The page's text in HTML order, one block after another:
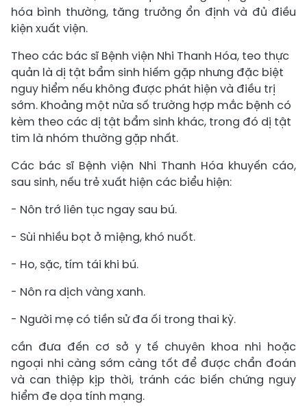
hóa bình thường, tăng trưởng ổn định và đủ điều
kiện xuất viện.
Theo các bác sĩ Bệnh viện Nhi Thanh Hóa, teo thực
quản là dị tật bẩm sinh hiếm gặp nhưng đặc biệt
nguy hiểm nếu không được phát hiện và điều trị
sớm. Khoảng một nửa số trường hợp mắc bệnh có
kèm theo các dị tật bẩm sinh khác, trong đó dị tật
tim là nhóm thường gặp nhất.
Các bác sĩ Bệnh viện Nhi Thanh Hóa khuyến cáo,
sau sinh, nếu trẻ xuất hiện các biểu hiện:
- Nôn trớ liên tục ngay sau bú.
- Sùi nhiều bọt ở miệng, khó nuốt.
- Ho, sặc, tím tái khi bú.
- Nôn ra dịch vàng xanh.
- Người mẹ có tiền sử đa ối trong thai kỳ.
cần đưa đến cơ sở y tế chuyên khoa nhi hoặc
ngoại nhi càng sớm càng tốt để được chẩn đoán
và can thiệp kịp thời, tránh các biến chứng nguy
hiểm đe dọa tính mạng.